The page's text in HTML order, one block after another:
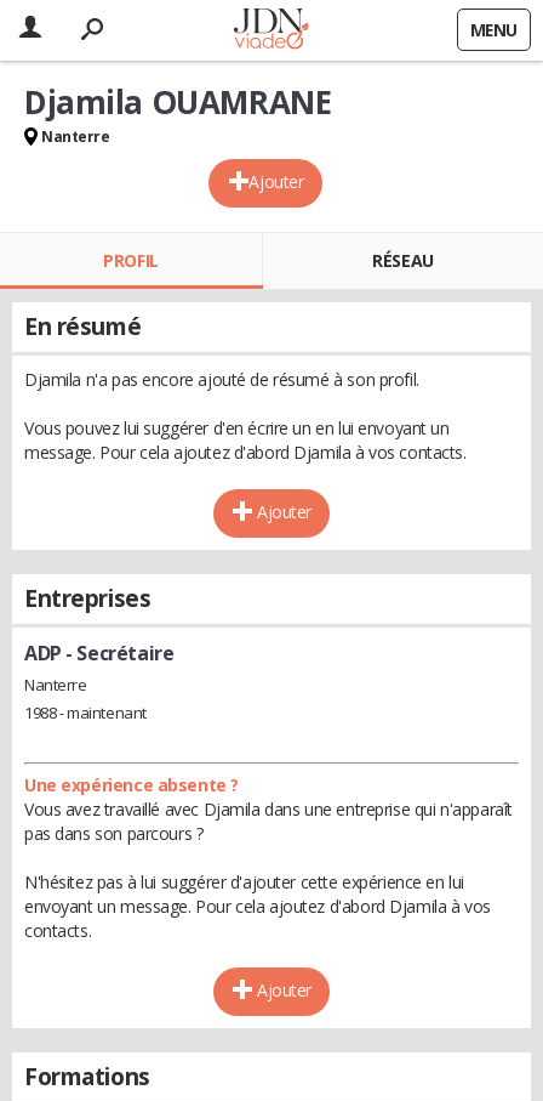
MENU
Ajouter
Djamila OUAMRANE
Nanterre
PROFIL RÉSEAU
En résumé
Djamila n'a pas encore ajouté de résumé à son profil.
Vous pouvez lui suggérer d'en écrire un en lui envoyant un
message. Pour cela ajoutez d'abord Djamila à vos contacts.
Ajouter
Entreprises
ADP - Secrétaire
Nanterre
1988 - maintenant
Une expérience absente ?
Vous avez travaillé avec Djamila dans une entreprise qui n'apparaît
pas dans son parcours ?
N'hésitez pas à lui suggérer d'ajouter cette expérience en lui
envoyant un message. Pour cela ajoutez d'abord Djamila à vos
contacts.
Ajouter
Formations